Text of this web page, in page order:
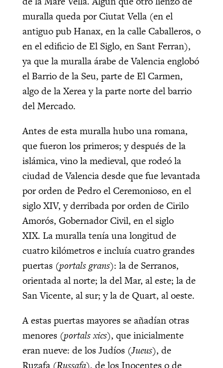
muralla queda por Ciutat Vella (en el
antiguo pub Hanax, en la calle Caballeros, o
en el edificio de El Siglo, en Sant Ferran),
ya que la muralla árabe de Valencia englobó
el Barrio de la Seu, parte de El Carmen,
algo de la Xerea y la parte norte del barrio
del Mercado.
Antes de esta muralla hubo una romana,
que fueron los primeros; y después de la
islámica, vino la medieval, que rodeó la
ciudad deValenciadesde que fue levantada
por orden dePedro el Ceremonioso, en el
siglo XIV, y derribada por orden de Cirilo
Amorós, Gobernador Civil, en el siglo
XIX. La muralla tenía una longitud de
cuatrokilómetros e incluía cuatro grandes
puertas (portals grans): la de Serranos,
orientada al norte; la del Mar, al este; la de
San Vicente, al sur; y la deQuart, al oeste.
A estas puertas mayores se añadían otras
menores (portals xics), que inicialmente
eran nueve: de los Judíos (Jueus), de
Ruzafa (Russafa), de los Inocentes o de